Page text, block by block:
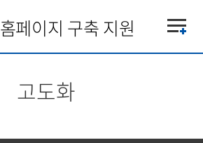
홈페이지 구축 지원
고도화